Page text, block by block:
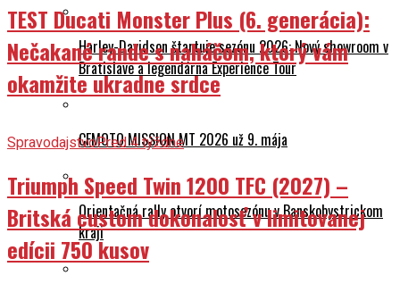
Harley-Davidson štartuje sezónu 2026: Nový showroom v
Bratislave a legendárna Experience Tour
CFMOTO MISSION MT 2026 už 9. mája
Orientačná rally otvorí motosezónu v Banskobystrickom
kraji
TEST Ducati Monster Plus (6. generácia):
Nečakané rande s naháčom, ktorý vám
okamžite ukradne srdce
SpravodajstvoPred 4 týždne
Triumph Speed Twin 1200 TFC (2027) –
Britská custom dokonalosť v limitovanej
edícii 750 kusov